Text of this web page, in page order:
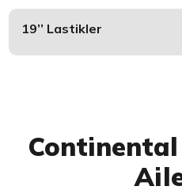
19’’ Lastikler